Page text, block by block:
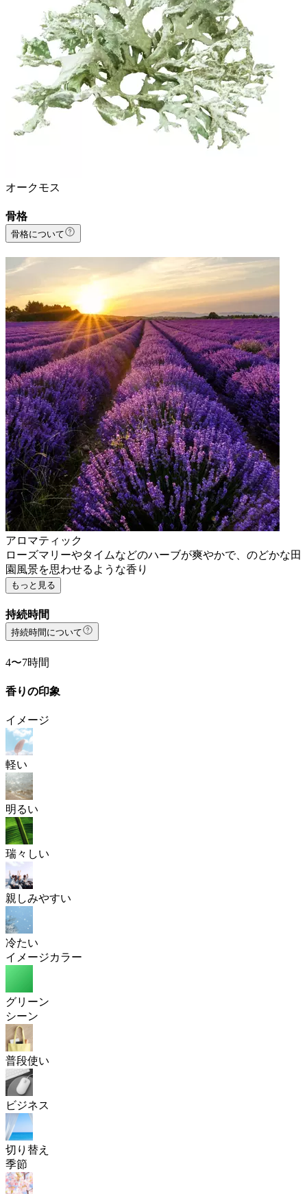
オークモス
骨格
骨格について
アロマティック
ローズマリーやタイムなどのハーブが爽やかで、のどかな田
園風景を思わせるような香り
もっと見る
持続時間
持続時間について
4〜7時間
香りの印象
イメージ
軽い
明るい
瑞々しい
親しみやすい
冷たい
イメージカラー
グリーン
シーン
普段使い
ビジネス
切り替え
季節